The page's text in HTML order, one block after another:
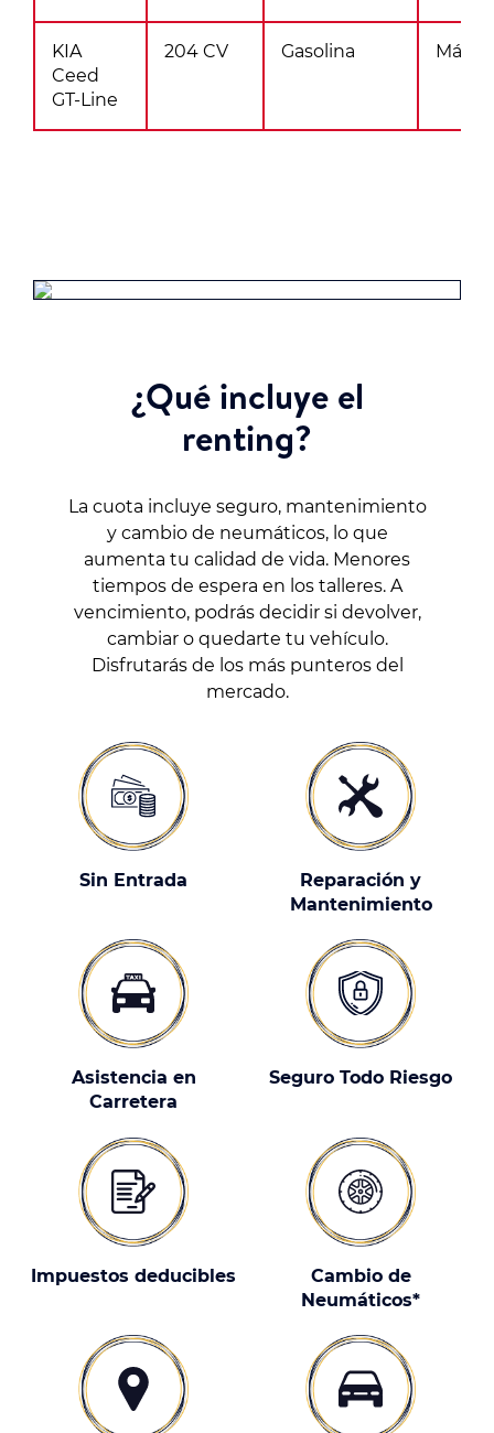
KIA
Ceed
GT-Line
204 CV Gasolina
¿Qué incluye el
renting?
La cuota incluye seguro, mantenimiento
y cambio de neumáticos, lo que
aumenta tu calidad de vida. Menores
tiempos de espera en los talleres. A
vencimiento, podrás decidir si devolver,
cambiar o quedarte tu vehículo.
Disfrutarás de los más punteros del
mercado.
Sin Entrada
Reparación y
Mantenimiento
Asistencia en
Carretera
Seguro Todo Riesgo
Impuestos deducibles
Cambio de
Neumáticos*